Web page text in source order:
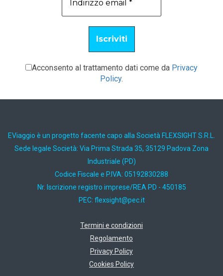
Acconsento al trattamento dati come da Privacy
Policy.
EViaggio è un progetto facente capo alla Società FLEXSIGHT S.R.L.
Sede legale Società: Via Prima Strada 35, 35129 Padova Zona
Industriale (PD)
Codice Fiscale e P.IVA: 05192830288
Nr. Iscrizione registro imprese/REA PD - 450185
PEC: ti.cep@thgisxelf
Termini e condizioni
Regolamento
Privacy Policy
Cookies Policy